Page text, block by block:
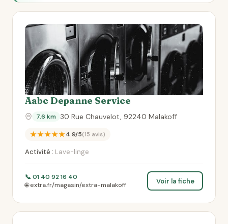
Aabc Depanne Service
7.6 km 30 Rue Chauvelot, 92240 Malakoff
★★★★★4.9/5(15 avis)
Activité : Lave-linge
📞 01 40 92 16 40
🌐 extra.fr/magasin/extra-malakoff
Voir la fiche